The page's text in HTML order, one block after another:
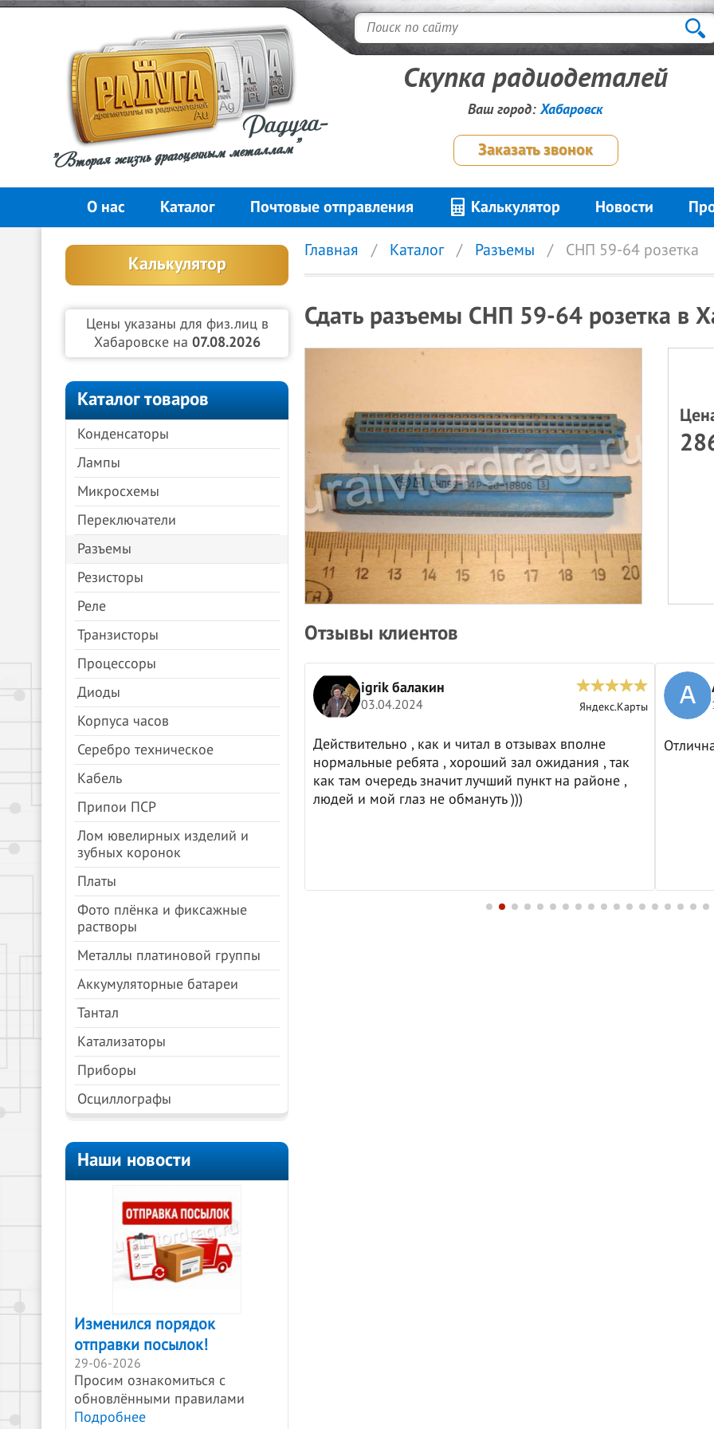
Радуга-
"Вторая жизнь драгоценным металлам"
Скупка радиодеталей
Ваш город:Хабаровск
Заказать звонок
О нас Каталог Почтовые отправления Калькулятор Новости
Калькулятор
Цены указаны для физ.лиц в
Хабаровске на 07.08.2026
Каталог товаров
Конденсаторы
Лампы
Микросхемы
Переключатели
Разъемы
Резисторы
Реле
Транзисторы
Процессоры
Диоды
Корпуса часов
Серебро техническое
Кабель
Припои ПСР
Лом ювелирных изделий и
зубных коронок
Платы
Фото плёнка и фиксажные
растворы
Металлы платиновой группы
Аккумуляторные батареи
Тантал
Катализаторы
Приборы
Осциллографы
Наши новости
Изменился порядок
отправки посылок!
29-06-2026
Просим ознакомиться с
обновлёнными правилами
Подробнее
Главная Каталог Разъемы СНП 59-64 розетка
Сдать разъемы СНП 59-64 розетка в
Отзывы клиентов
Анна Молочкова
Яндекс.Карты
все быстро.
igrik балакин
03.04.2024 Яндекс.Карты
Действительно , как и читал в отзывах вполне
нормальные ребята , хороший зал ожидания , так
как там очередь значит лучший пункт на районе ,
людей и мой глаз не обмануть )))